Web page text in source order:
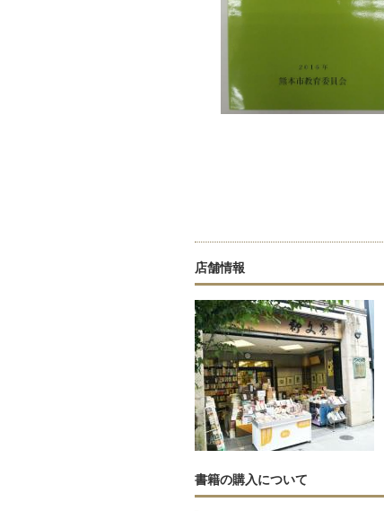
店舗情報
書籍の購入について